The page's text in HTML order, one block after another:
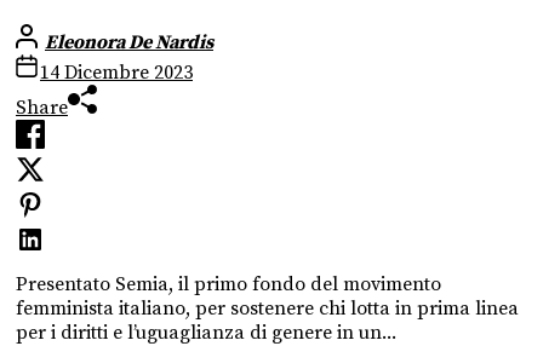
Eleonora De Nardis
14 Dicembre 2023
Share
Presentato Semia, il primo fondo del movimento
femminista italiano, per sostenere chi lotta in prima linea
per i diritti e l’uguaglianza di genere in un...